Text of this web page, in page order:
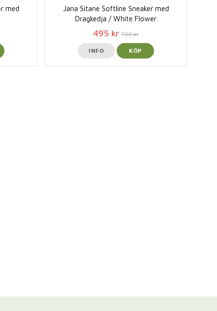
med
Jana Sitane Softline Sneaker med
Dragkedja / White Flower
495 kr 700 kr
INFO KÖP